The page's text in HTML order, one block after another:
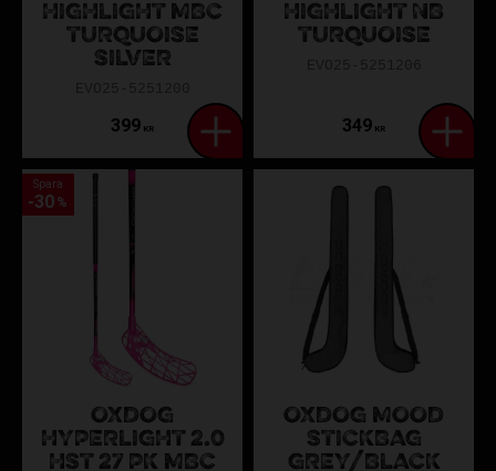
HIGHLIGHT MBC
TURQUOISE
SILVER
399 KR
HIGHLIGHT NB
TURQUOISE
349 KR
OXDOG
HYPERLIGHT 2.0
HST 27 PK MBC
Spara
30 %
OXDOG MOOD
STICKBAG
GREY/BLACK